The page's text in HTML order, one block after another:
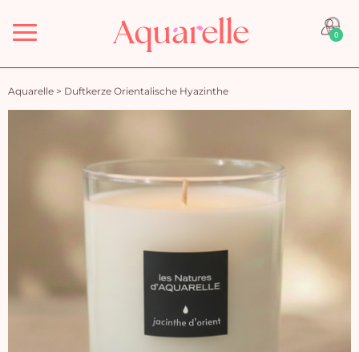
Menü 0
Aquarelle > Duftkerze Orientalische Hyazinthe